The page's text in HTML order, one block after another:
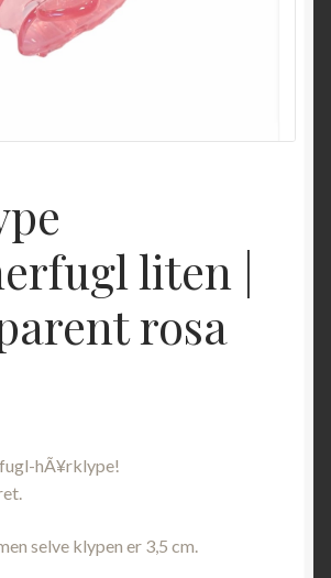
liten |
rosa
hÃ¥rklype!
selve klypen er 3,5 cm.